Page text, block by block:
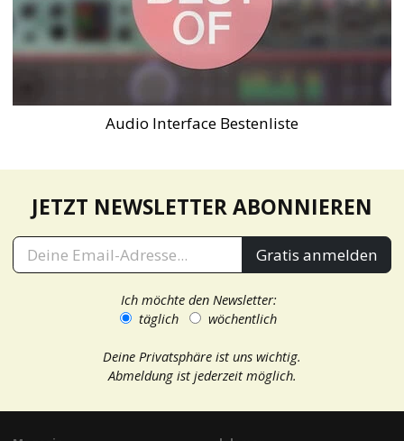
Audio Interface Bestenliste
JETZT NEWSLETTER ABONNIEREN
Gratis anmelden
Ich möchte den Newsletter:
täglich
wöchentlich
Deine Privatsphäre ist uns wichtig.
Abmeldung ist jederzeit möglich.